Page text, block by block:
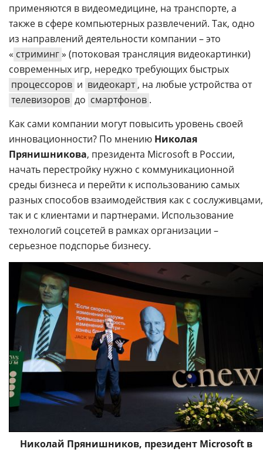
применяются в видеомедицине, на транспорте, а
также в сфере компьютерных развлечений. Так, одно
из направлений деятельности компании – это
« стриминг» (потоковая трансляция видеокартинки)
современных игр, нередко требующих быстрых
процессоров и видеокарт , на любые устройства от
телевизоров до смартфонов .
Как сами компании могут повысить уровень своей
инновационности? По мнению Николая
Прянишникова, президента Microsoft в России,
начать перестройку нужно с коммуникационной
среды бизнеса и перейти к использованию самых
разных способов взаимодействия как с сослуживцами,
так и с клиентами и партнерами. Использование
технологий соцсетей в рамках организации –
серьезное подспорье бизнесу.
Николай Прянишников, президент Microsoft в